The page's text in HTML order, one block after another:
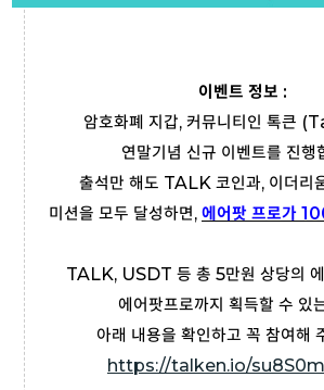
이벤트 정보 :
암호화폐 지갑, 커뮤니티인 톡큰
연말기념 신규 이벤트를 진행
출석만 해도 TALK 코인과, 이더리
미션을 모두 달성하면, 에어팟 프로가
TALK, USDT 등 총 5만원 상당의
에어팟프로까지 획득할 수 있
아래 내용을 확인하고 꼭 참여해
https://talken.io/